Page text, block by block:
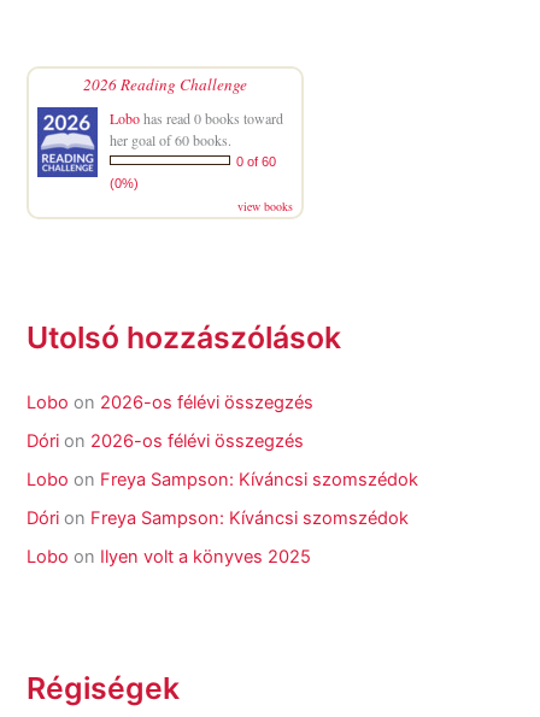
2026 Reading Challenge
Lobohas read 0 books toward
her goal of 60 books.
0 of 60
(0%)
view books
Utolsó hozzászólások
Lobo on 2026-os félévi összegzés
Dóri on 2026-os félévi összegzés
Lobo on Freya Sampson: Kíváncsi szomszédok
Dóri on Freya Sampson: Kíváncsi szomszédok
Lobo on Ilyen volt a könyves 2025
Régiségek